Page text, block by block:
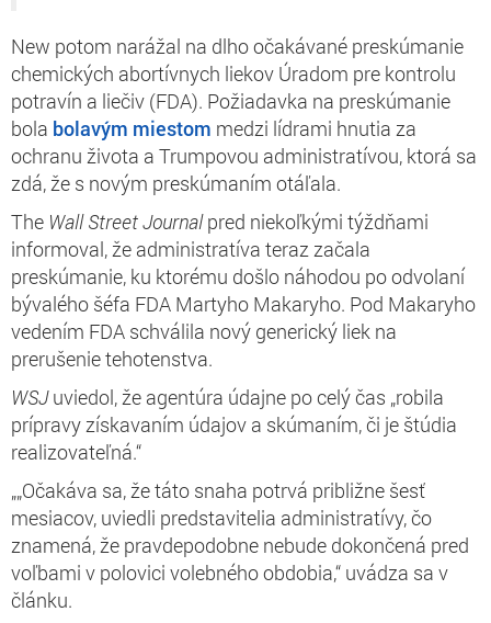
New potom narážal na dlho očakávané preskúmanie
chemických abortívnych liekov Úradom pre kontrolu
potravín a liečiv (FDA). Požiadavka na preskúmanie
bola bolavým miestom medzi lídrami hnutia za
ochranu života a Trumpovou administratívou, ktorá sa
zdá, že s novým preskúmaním otáľala.
The Wall Street Journalpred niekoľkými týždňami
informoval, že administratíva teraz začala
preskúmanie, ku ktorému došlo náhodou po odvolaní
bývalého šéfa FDA Martyho Makaryho. Pod Makaryho
vedením FDA schválila nový generický liek na
prerušenie tehotenstva.
WSJuviedol, že agentúra údajne po celý čas „robila
prípravy získavaním údajov a skúmaním, či je štúdia
realizovateľná.“
„„Očakáva sa, že táto snaha potrvá približne šesť
mesiacov, uviedli predstavitelia administratívy, čo
znamená, že pravdepodobne nebude dokončená pred
voľbami v polovici volebného obdobia,“ uvádza sa v
článku.